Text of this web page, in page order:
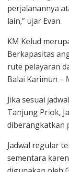
perjalanannya
lain,” ujar Evan.
KM Kelud
Berkapasitas
rute pelayaran
Balai Karimun –
Jika sesuai
Tanjung Priok,
diberangkatkan
Jadwal regular
sementara